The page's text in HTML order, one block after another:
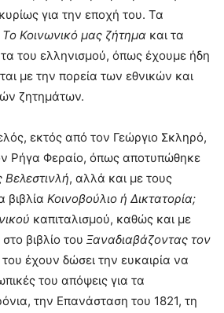
για την εποχή του. Τα
Το Κοινωνικό μας ζήτημα και τα
του ελληνισμού, όπως έχουμε ήδη
με την πορεία των εθνικών και
ζητημάτων.
εκτός από τον Γεώργιο Σκληρό,
Ρήγα Φεραίο, όπως αποτυπώθηκε
, αλλά και με τους
βιβλία Κοινοβούλιο ή Δικτατορία;
καπιταλισμού, καθώς και με
βιβλίο του Ξαναδιαβάζοντας τον
του έχουν δώσει την ευκαιρία να
του απόψεις για τα
την Επανάσταση του 1821, τη